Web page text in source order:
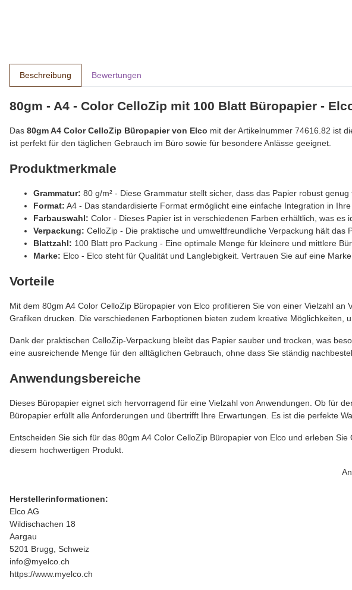
Beschreibung Bewertungen
80gm - A4 - Color CelloZip mit 100 Blatt Büropapier -
Das 80gm A4 Color CelloZip Büropapier von Elco mit der Artikelnummer 74616.82 ist
ist perfekt für den täglichen Gebrauch im Büro sowie für besondere Anlässe geeignet.
Produktmerkmale
Grammatur: 80 g/m² - Diese Grammatur stellt sicher, dass das Papier robust
Format: A4 - Das standardisierte Format ermöglicht eine einfache Integration in
Farbauswahl: Color - Dieses Papier ist in verschiedenen Farben erhältlich, was
Verpackung: CelloZip - Die praktische und umweltfreundliche Verpackung hält das
Blattzahl: 100 Blatt pro Packung - Eine optimale Menge für kleinere und mittlere
Marke: Elco - Elco steht für Qualität und Langlebigkeit. Vertrauen Sie auf eine
Vorteile
Mit dem 80gm A4 Color CelloZip Büropapier von Elco profitieren Sie von einer Vielzahl
Grafiken drucken. Die verschiedenen Farboptionen bieten zudem kreative Möglichkeiten,
Dank der praktischen CelloZip-Verpackung bleibt das Papier sauber und trocken, was
eine ausreichende Menge für den alltäglichen Gebrauch, ohne dass Sie ständig
Anwendungsbereiche
Dieses Büropapier eignet sich hervorragend für eine Vielzahl von Anwendungen. Ob für
Büropapier erfüllt alle Anforderungen und übertrifft Ihre Erwartungen. Es ist die perfekte
Entscheiden Sie sich für das 80gm A4 Color CelloZip Büropapier von Elco und erleben
diesem hochwertigen Produkt.
Herstellerinformationen:
Elco AG
Wildischachen 18
Aargau
5201 Brugg, Schweiz
info@myelco.ch
https://www.myelco.ch